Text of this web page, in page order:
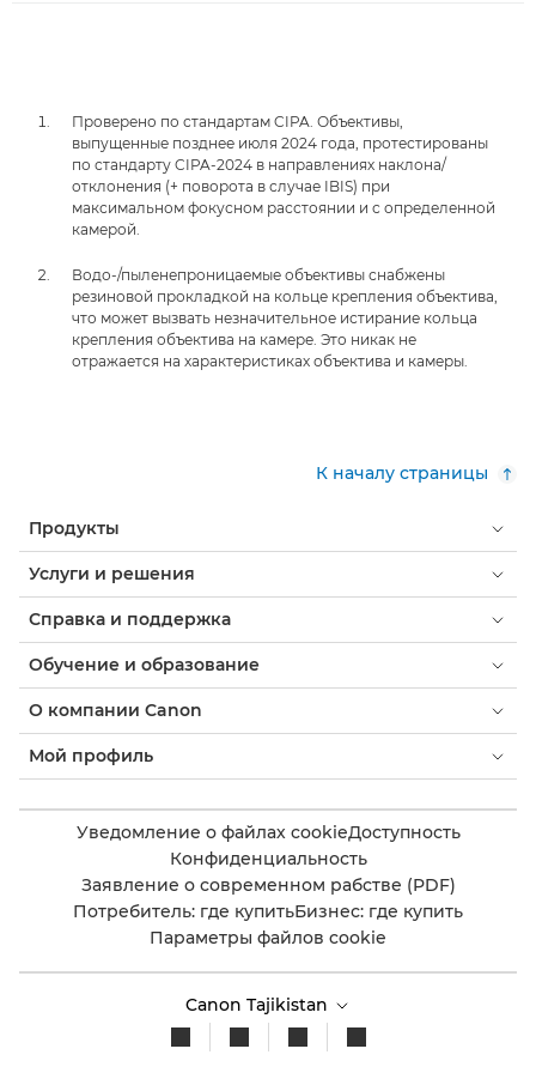
Проверено по стандартам CIPA. Объективы,
выпущенные позднее июля 2024 года, протестированы
по стандарту CIPA-2024 в направлениях наклона/
отклонения (+ поворота в случае IBIS) при
максимальном фокусном расстоянии и с определенной
камерой.
Водо-/пыленепроницаемые объективы снабжены
резиновой прокладкой на кольце крепления объектива,
что может вызвать незначительное истирание кольца
крепления объектива на камере. Это никак не
отражается на характеристиках объектива и камеры.
К началу страницы
Продукты
Услуги и решения
Справка и поддержка
Обучение и образование
О компании Canon
Мой профиль
Уведомление о файлах cookieДоступность
Конфиденциальность
Заявление о современном рабстве (PDF)
Потребитель: где купитьБизнес: где купить
Параметры файлов cookie
Canon Tajikistan